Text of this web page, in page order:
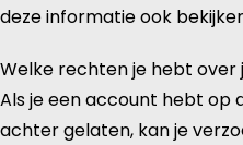
deze informatie ook
Welke rechten je hebt over
Als je een account hebt op
achter gelaten, kan je